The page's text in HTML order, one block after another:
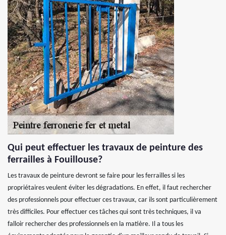
Qui peut effectuer les travaux de peinture des
ferrailles à Fouillouse?
Les travaux de peinture devront se faire pour les ferrailles si les
propriétaires veulent éviter les dégradations. En effet, il faut rechercher
des professionnels pour effectuer ces travaux, car ils sont particulièrement
très difficiles. Pour effectuer ces tâches qui sont très techniques, il va
falloir rechercher des professionnels en la matière. Il a tous les